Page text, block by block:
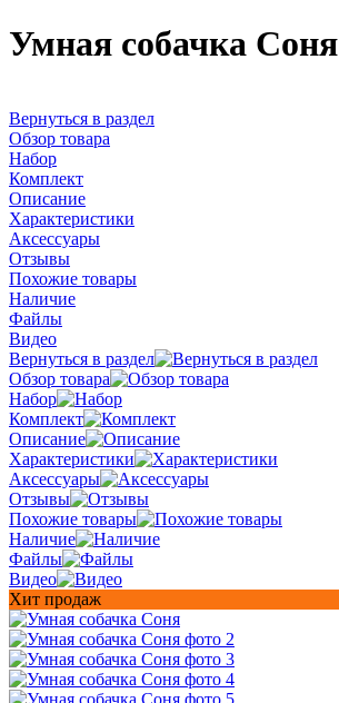
Умная собачка Соня
Вернуться в раздел
Обзор товара
Набор
Комплект
Описание
Характеристики
Аксессуары
Отзывы
Похожие товары
Наличие
Файлы
Видео
Вернуться в раздел
Обзор товара
Набор
Комплект
Описание
Характеристики
Аксессуары
Отзывы
Похожие товары
Наличие
Файлы
Видео
Хит продаж